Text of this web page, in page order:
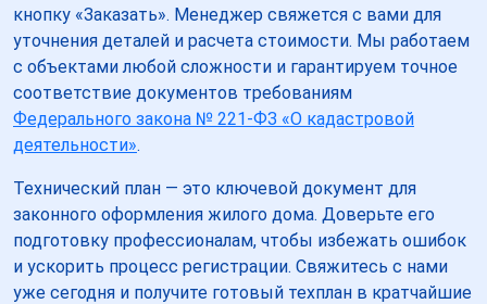
кнопку «Заказать». Менеджер свяжется с вами для
уточнения деталей и расчета стоимости. Мы работаем
с объектами любой сложности и гарантируем точное
соответствие документов требованиям
Федерального закона № 221-ФЗ «О кадастровой
деятельности».
Технический план — это ключевой документ для
законного оформления жилого дома. Доверьте его
подготовку профессионалам, чтобы избежать ошибок
и ускорить процесс регистрации. Свяжитесь с нами
уже сегодня и получите готовый техплан в кратчайшие